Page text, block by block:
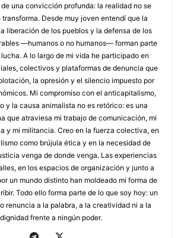
una convicción profunda: la realidad no se
Desde muy joven entendí que la
liberación de los pueblos y la defensa de los
—humanos o no humanos— forman parte
A lo largo de mi vida he participado en
colectivos y plataformas de denuncia que
la opresión y el silencio impuesto por
Mi compromiso con el anticapitalismo,
y la causa animalista no es retórico: es una
que atraviesa mi trabajo de comunicación, mi
y mi militancia. Creo en la fuerza colectiva, en
como brújula ética y en la necesidad de
venga de donde venga. Las experiencias
en los espacios de organización y junto a
un mundo distinto han moldeado mi forma de
Todo ello forma parte de lo que soy hoy: un
renuncia a la palabra, a la creatividad ni a la
dignidad frente a ningún poder.